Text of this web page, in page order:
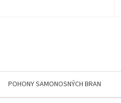
POHONY SAMONOSNÝCH BRAN